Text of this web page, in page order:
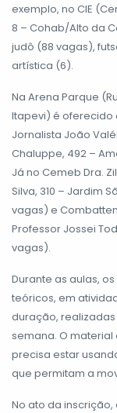
exemplo, no CIE
8 – Cohab/Alto da
judô (88 vagas),
artística (6).
Na Arena Parque
Itapevi) é oferecido
Jornalista João
Chaluppe, 492 –
Já no Cemeb Dra.
Silva, 310 – Jardim
vagas) e
Professor Jossei
vagas).
Durante as aulas,
teóricos, em
duração,
semana. O
precisa estar
que permitam a
No ato da